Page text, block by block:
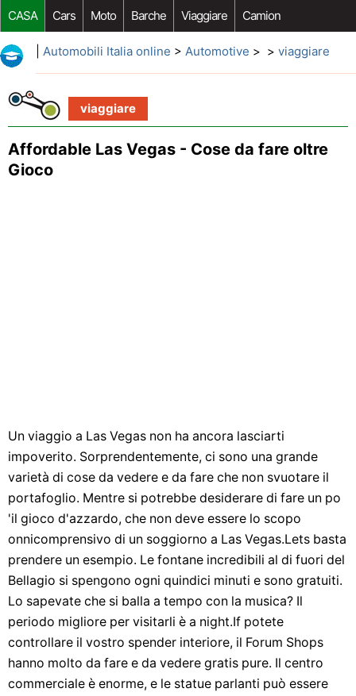
CASA Cars Moto Barche Viaggiare Camion
Riparazione Auto Acquisto Auto Car Opzioni Aftermarket
Automobili Italia online > Automotive > > viaggiare
viaggiare
Affordable Las Vegas - Cose da fare oltre
Gioco
Un viaggio a Las Vegas non ha ancora lasciarti
impoverito. Sorprendentemente, ci sono una grande
varietà di cose da vedere e da fare che non svuotare il
portafoglio. Mentre si potrebbe desiderare di fare un po
'il gioco d'azzardo, che non deve essere lo scopo
onnicomprensivo di un soggiorno a Las Vegas.Lets basta
prendere un esempio. Le fontane incredibili al di fuori del
Bellagio si spengono ogni quindici minuti e sono gratuiti.
Lo sapevate che si balla a tempo con la musica? Il
periodo migliore per visitarli è a night.If potete
controllare il vostro spender interiore, il Forum Shops
hanno molto da fare e da vedere gratis pure. Il centro
commerciale è enorme, e le statue parlanti può essere